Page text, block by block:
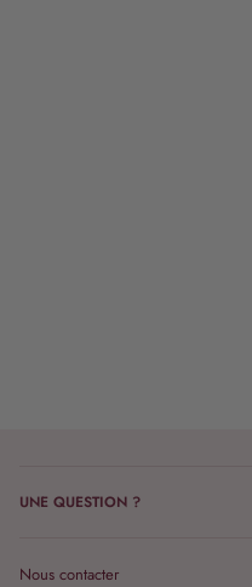
UNE QUESTION ?
Nous contacter